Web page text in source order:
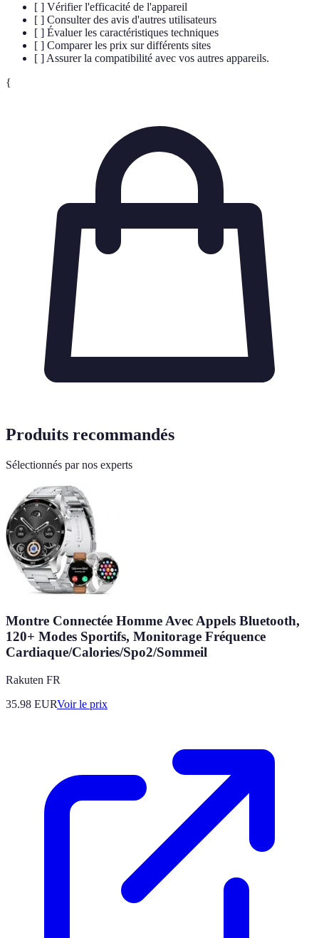
[ ] Vérifier l'efficacité de l'appareil
[ ] Consulter des avis d'autres utilisateurs
[ ] Évaluer les caractéristiques techniques
[ ] Comparer les prix sur différents sites
[ ] Assurer la compatibilité avec vos autres appareils.
{
Produits recommandés
Sélectionnés par nos experts
Montre Connectée Homme Avec Appels Bluetooth,
120+ Modes Sportifs, Monitorage Fréquence
Cardiaque/Calories/Spo2/Sommeil
Rakuten FR
35.98 EURVoir le prix